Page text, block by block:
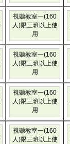
視聽教室一(160
人)限三班以上使
用
視聽教室一(160
人)限三班以上使
用
視聽教室一(160
人)限三班以上使
用
視聽教室一(160
人)限三班以上使